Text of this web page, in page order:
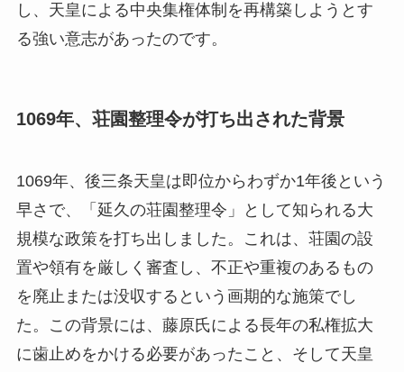
し、天皇による中央集権体制を再構築しようとす
る強い意志があったのです。
1069年、荘園整理令が打ち出された背景
1069年、後三条天皇は即位からわずか1年後という
早さで、「延久の荘園整理令」として知られる大
規模な政策を打ち出しました。これは、荘園の設
置や領有を厳しく審査し、不正や重複のあるもの
を廃止または没収するという画期的な施策でし
た。この背景には、藤原氏による長年の私権拡大
に歯止めをかける必要があったこと、そして天皇